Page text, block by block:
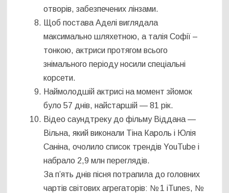
отворів, забезпечених лінзами.
Щоб постава Аделі виглядала
максимально шляхетною, а талія Софії –
тонкою, актриси протягом всього
знімального періоду носили спеціальні
корсети.
Наймолодшій актрисі на момент зйомок
було 57 днів, найстаршій — 81 рік.
Відео саундтреку до фільму Віддана —
Вільна, який виконали Тіна Кароль і Юлія
Саніна, очолило список трендів YouTube і
набрало 2,9 млн переглядів.
За п’ять днів пісня потрапила до головних
чартів світових агрегаторів: № 1 iTunes, №